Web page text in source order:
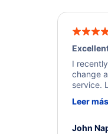
I
change
service.
a
Leer más
John